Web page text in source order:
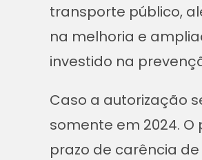
transporte público,
na melhoria e
investido na
Caso a autorização
somente em 2024.
prazo de carência